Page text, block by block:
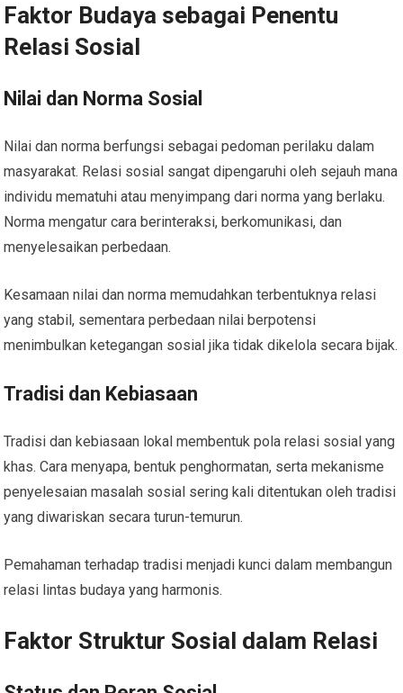
Faktor Budaya sebagai Penentu
Relasi Sosial
Nilai dan Norma Sosial
Nilai dan norma berfungsi sebagai pedoman perilaku dalam
masyarakat. Relasi sosial sangat dipengaruhi oleh sejauh mana
individu mematuhi atau menyimpang dari norma yang berlaku.
Norma mengatur cara berinteraksi, berkomunikasi, dan
menyelesaikan perbedaan.
Kesamaan nilai dan norma memudahkan terbentuknya relasi
yang stabil, sementara perbedaan nilai berpotensi
menimbulkan ketegangan sosial jika tidak dikelola secara bijak.
Tradisi dan Kebiasaan
Tradisi dan kebiasaan lokal membentuk pola relasi sosial yang
khas. Cara menyapa, bentuk penghormatan, serta mekanisme
penyelesaian masalah sosial sering kali ditentukan oleh tradisi
yang diwariskan secara turun-temurun.
Pemahaman terhadap tradisi menjadi kunci dalam membangun
relasi lintas budaya yang harmonis.
Faktor Struktur Sosial dalam Relasi